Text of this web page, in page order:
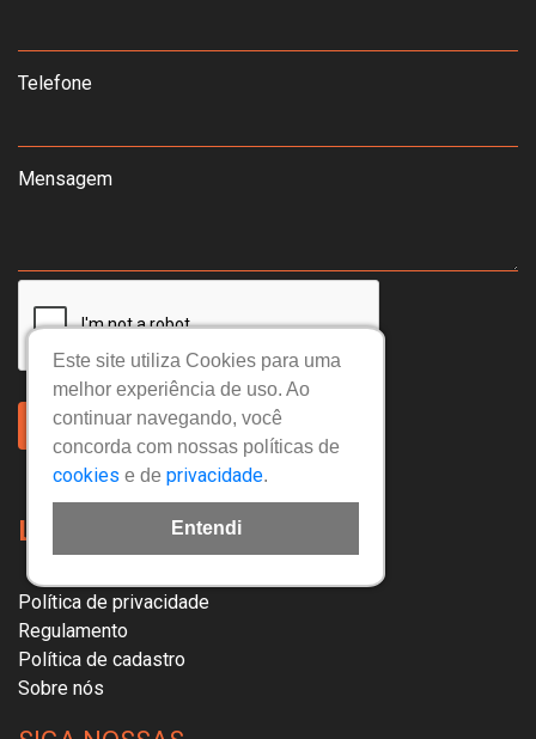
Telefone
Mensagem
Enviar Mensagem
Links Úteis
Política de privacidade
Regulamento
Política de cadastro
Sobre nós
Este site utiliza Cookies para uma
melhor experiência de uso. Ao
continuar navegando, você
concorda com nossas políticas de
cookies e deprivacidade.
Entendi